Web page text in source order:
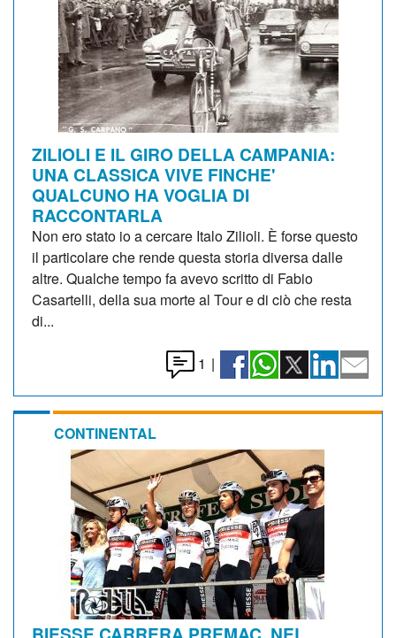
ZILIOLI E IL GIRO DELLA CAMPANIA:
UNA CLASSICA VIVE FINCHE'
QUALCUNO HA VOGLIA DI
RACCONTARLA
Non ero stato io a cercare Italo Zilioli. È forse questo
il particolare che rende questa storia diversa dalle
altre. Qualche tempo fa avevo scritto di Fabio
Casartelli, della sua morte al Tour e di ciò che resta
di...
1 |
CONTINENTAL